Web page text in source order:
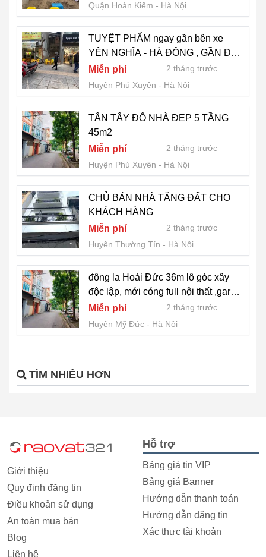
Quận Hoàn Kiếm
Hà Nội
TUYỆT PHẨM ngay gần bên xe
YÊN NGHĨA - HÀ ĐÔNG , GẦN ĐÔ
THỊ GIÁ MỀM
Miễn phí
2 tháng trước
Huyện Phú Xuyên
Hà Nội
TÂN TÂY ĐÔ NHÀ ĐẸP 5 TẦNG
45m2
Miễn phí
2 tháng trước
Huyện Phú Xuyên
Hà Nội
CHỦ BÁN NHÀ TẶNG ĐẤT CHO
KHÁCH HÀNG
Miễn phí
2 tháng trước
Huyện Thường Tín
Hà Nội
đông la Hoài Đức 36m lô góc xây
độc lập, mới cóng full nội thất ,gara
oto cất trong nhà
Miễn phí
2 tháng trước
Huyện Mỹ Đức
Hà Nội
TÌM NHIỀU HƠN
Giới thiệu
Quy định đăng tin
Điều khoản sử dụng
An toàn mua bán
Blog
Liên hệ
Hỗ trợ
Bảng giá tin VIP
Bảng giá Banner
Hướng dẫn thanh toán
Hướng dẫn đăng tin
Xác thực tài khoản